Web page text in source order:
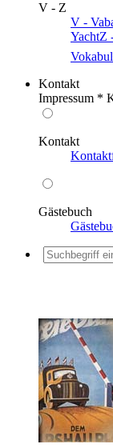
V - Z
V -
YachtZ
Kontakt
Impressum *
Kontakt
Gästebuch